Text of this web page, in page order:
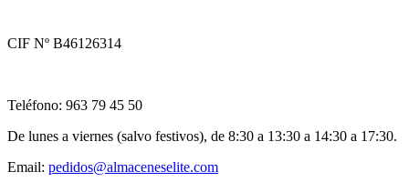
CIF Nº B46126314
Teléfono: 963 79 45 50
De lunes a viernes (salvo festivos), de 8:30 a 13:30 a 14:30 a 17:30.
Email: pedidos@almaceneselite.com